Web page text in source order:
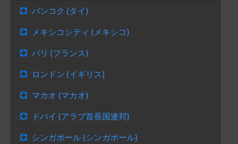
バンコク (タイ)
メキシコシティ (メキシコ)
パリ (フランス)
ロンドン (イギリス)
マカオ (マカオ)
ドバイ (アラブ首長国連邦)
シンガポール (シンガポール)